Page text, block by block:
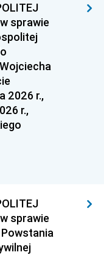
sprawie
2026 r.,
r.,
sprawie